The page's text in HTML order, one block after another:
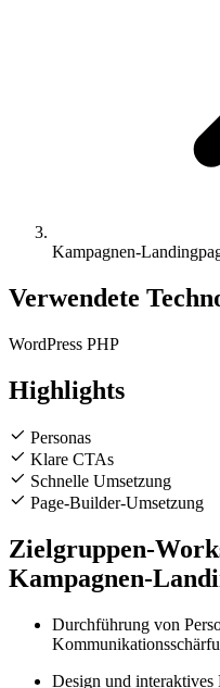
Kampagnen-
Verwendete
WordPress PHP
Highlights
Personas
Klare CTAs
Schnelle Umsetzung
Page-Builder-Umsetzung
Zielgruppen-
Kampagnen-
Durchführung von
Design und